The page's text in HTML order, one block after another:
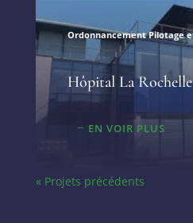
Ordonnancement Pilotage
Hôpital La Rochelle
EN VOIR PLUS
« Projets précédents